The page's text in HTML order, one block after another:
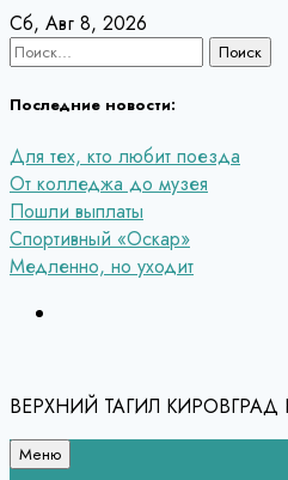
Перейти
к
Сб, Авг 8, 2026
Найти:
Последние новости:
Для тех, кто любит поезда
От колледжа до музея
Пошли выплаты
Спортивный «Оскар»
Медленно, но уходит
ВЕРХНИЙ ТАГИЛ КИРОВГРАД
Меню